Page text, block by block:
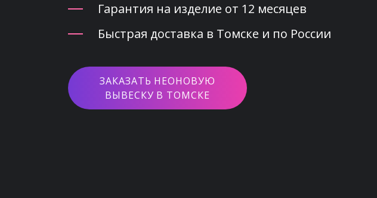
Гарантия на изделие от 12 месяцев
Быстрая доставка в Томске и по России
ЗАКАЗАТЬ НЕОНОВУЮ
ВЫВЕСКУ В ТОМСКЕ